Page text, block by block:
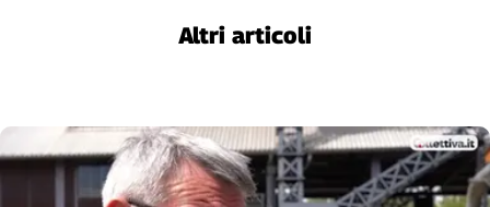
L'Italia
Altri articoli